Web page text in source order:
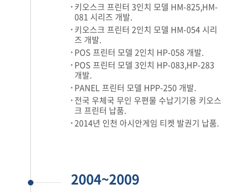
키오스크 프린터 3인치 모델 HM-825,HM-
081 시리즈 개발.
키오스크 프린터 2인치 모델 HM-054 시리
즈 개발.
POS 프린터 모델 2인치 HP-058 개발.
POS 프린터 모델 3인치 HP-083,HP-283
개발.
PANEL 프린터 모델 HPP-250 개발.
전국 우체국 무인 우편물 수납기기용 키오스
크 프린터 납품.
2014년 인천 아시안게임 티켓 발권기 납품.
2004~2009